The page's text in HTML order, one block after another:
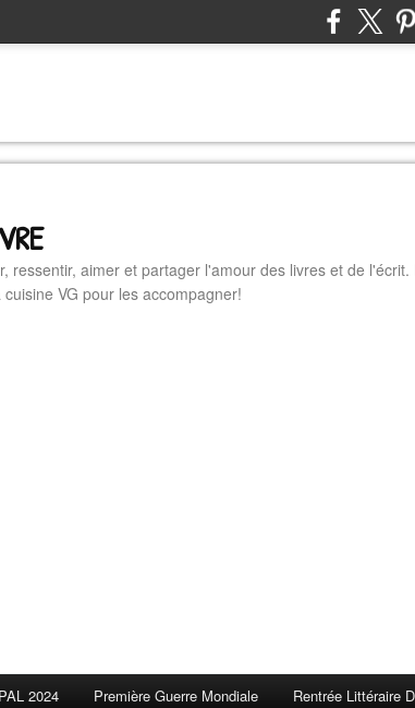
ressentir, aimer et partager l'amour des livres et de l'écrit.
VG pour les accompagner!
PAL 2024 Première Guerre Mondiale Rentrée Littéraire